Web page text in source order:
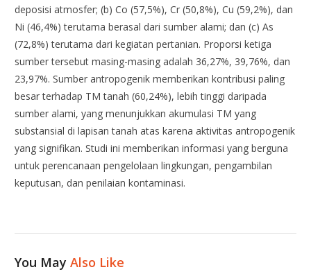
deposisi atmosfer; (b) Co (57,5%), Cr (50,8%), Cu (59,2%), dan
Ni (46,4%) terutama berasal dari sumber alami; dan (c) As
(72,8%) terutama dari kegiatan pertanian. Proporsi ketiga
sumber tersebut masing-masing adalah 36,27%, 39,76%, dan
23,97%. Sumber antropogenik memberikan kontribusi paling
besar terhadap TM tanah (60,24%), lebih tinggi daripada
sumber alami, yang menunjukkan akumulasi TM yang
substansial di lapisan tanah atas karena aktivitas antropogenik
yang signifikan. Studi ini memberikan informasi yang berguna
untuk perencanaan pengelolaan lingkungan, pengambilan
keputusan, dan penilaian kontaminasi.
You MayAlso Like